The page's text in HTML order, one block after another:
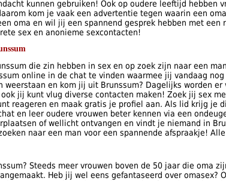
kunnen gebruiken! Ook op oudere leeftijd hebben
kom je vaak een advertentie tegen waarin een
oma en wil jij een spannend gesprek hebben met
sex en anonieme sexcontacten!
die zin hebben in sex en op zoek zijn naar een
online in de chat te vinden waarmee jij vandaag
weerstaan en kom jij uit Brunssum? Dagelijks worden
jij kunt vlug diverse contacten maken! Zoek jij sex
reageren en maak gratis je profiel aan. Als lid krijg je
en leer oudere vrouwen beter kennen via een
of wellicht ontvangen en vindt je niemand in
naar een man voor een spannende afspraakje!
Steeds meer vrouwen boven de 50 jaar die oma
Heb jij wel eens gefantaseerd over omasex?